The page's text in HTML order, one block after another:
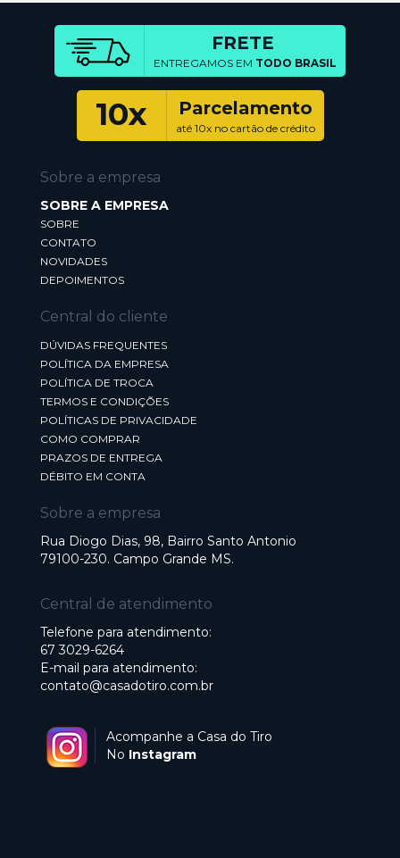
FRETE
ENTREGAMOS EM TODO BRASIL
10x Parcelamento
até 10x no cartão de crédito
Sobre a empresa
SOBRE A EMPRESA
SOBRE
CONTATO
NOVIDADES
DEPOIMENTOS
Central do cliente
DÚVIDAS FREQUENTES
POLÍTICA DA EMPRESA
POLÍTICA DE TROCA
TERMOS E CONDIÇÕES
POLÍTICAS DE PRIVACIDADE
COMO COMPRAR
PRAZOS DE ENTREGA
DÉBITO EM CONTA
Sobre a empresa
Rua Diogo Dias, 98, Bairro Santo Antonio
79100-230. Campo Grande MS.
Central de atendimento
Telefone para atendimento:
67 3029-6264
E-mail para atendimento:
contato@casadotiro.com.br
Acompanhe a Casa do Tiro
No Instagram